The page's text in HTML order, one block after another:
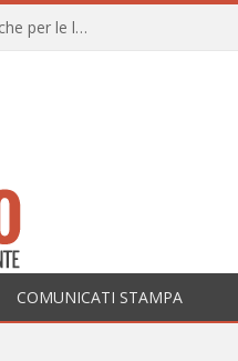
Una mozione per consentire l’utilizzo del biglietto GTT anche per le linee ferroviarie SFM nell’ambito territoriale dei Comuni della prima cintura di Torino
COMUNICATI STAMPA